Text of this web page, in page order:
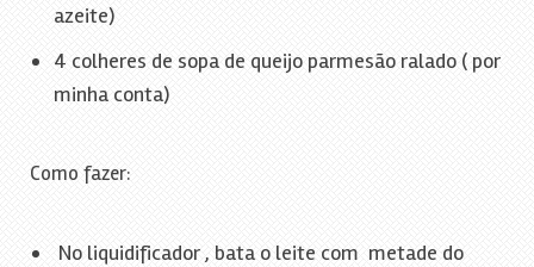
azeite)
4 colheres de sopa de queijo parmesão ralado ( por
minha conta)
Como fazer:
No liquidificador , bata o leite com metade do